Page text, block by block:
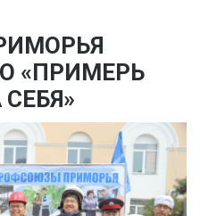
«ПРИМЕРЬ